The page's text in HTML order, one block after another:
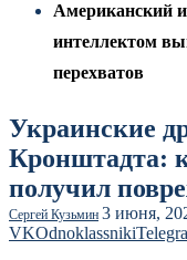
Американский
интеллектом
перехватов
Украинские
Кронштадта:
получил
Сергей Кузьмин 3 июня,
VKOdnoklassniki